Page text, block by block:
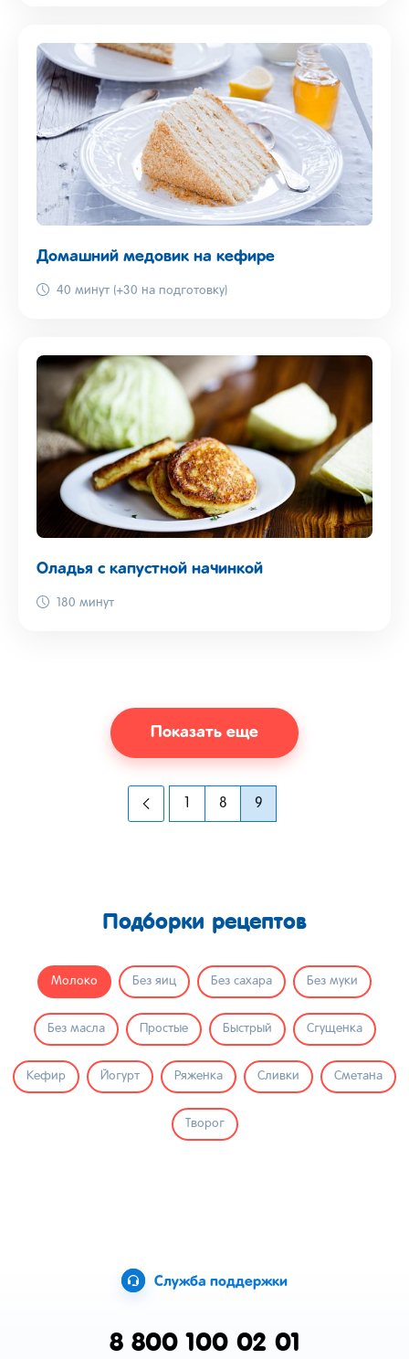
Домашний медовик на кефире
40 минут (+30 на подготовку)
Оладья с капустной начинкой
180 минут
Показать еще
1 8 9
Подборки рецептов
Молоко Без яиц Без сахара Без муки
Без масла Простые Быстрый Сгущенка
Кефир Йогурт Ряженка Сливки Сметана
Творог
Служба поддержки
8 800 100 02 01